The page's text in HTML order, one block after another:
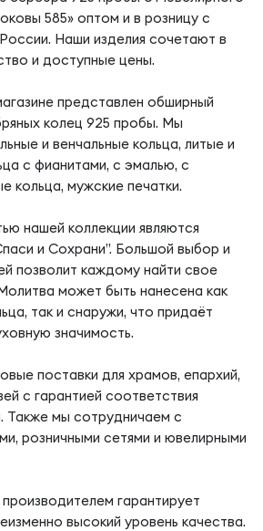
585» оптом и в розницу с
Наши изделия сочетают в
и доступные цены.
представлен обширный
колец 925 пробы. Мы
и венчальные кольца, литые и
с фианитами, с эмалью, с
кольца, мужские печатки.
нашей коллекции являются
и Сохрани”. Большой выбор и
позволит каждому найти свое
может быть нанесена как
так и снаружи, что придаёт
значимость.
поставки для храмов, епархий,
с гарантией соответствия
Также мы сотрудничаем с
розничными сетями и ювелирными
гарантирует
высокий уровень качества.